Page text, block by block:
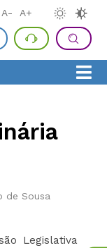
A- A+
de Sousa
Legislativa